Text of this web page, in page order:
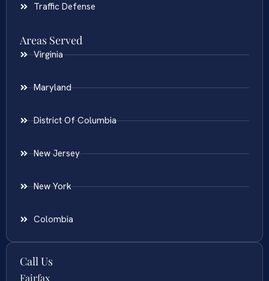
Traffic Defense
Areas Served
Virginia
Maryland
District Of Columbia
New Jersey
New York
Colombia
Call Us
Fairfax